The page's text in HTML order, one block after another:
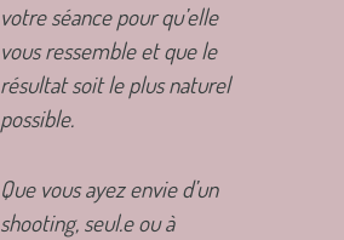
votre séance pour qu’elle
vous ressemble et que le
résultat soit le plus naturel
possible.
Que vous ayez envie d’un
shooting, seul.e ou à